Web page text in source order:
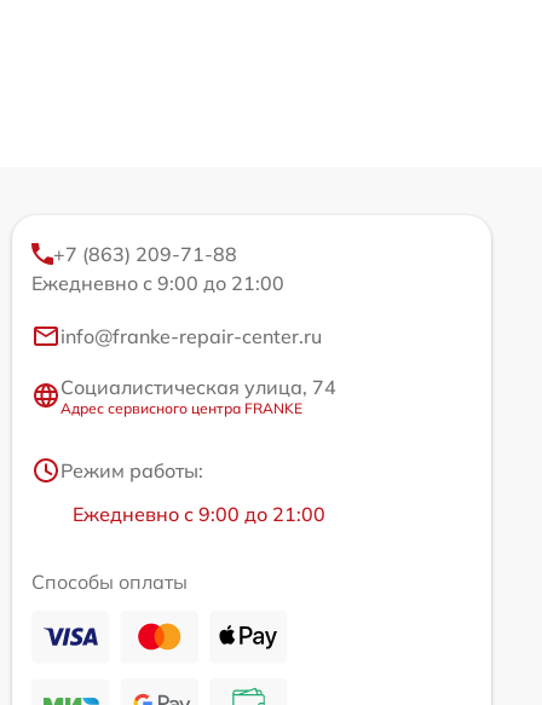
+7 (863) 209-71-88
Ежедневно с 9:00 до 21:00
info@franke-repair-center.ru
Социалистическая улица, 74
Адрес сервисного центра FRANKE
Режим работы:
Ежедневно с 9:00 до 21:00
Способы оплаты